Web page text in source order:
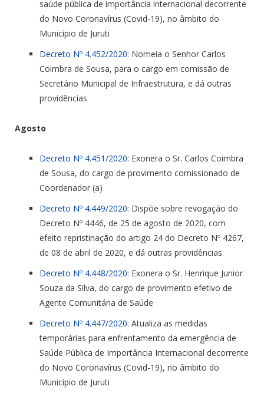
saúde pública de importância internacional decorrente
do Novo Coronavírus (Covid-19), no âmbito do
Município de Juruti
Decreto Nº 4.452/2020: Nomeia o Senhor Carlos
Coimbra de Sousa, para o cargo em comissão de
Secretário Municipal de Infraestrutura, e dá outras
providências
Agosto
Decreto Nº 4.451/2020: Exonera o Sr. Carlos Coimbra
de Sousa, do cargo de provimento comissionado de
Coordenador (a)
Decreto Nº 4.449/2020: Dispõe sobre revogação do
Decreto Nº 4446, de 25 de agosto de 2020, com
efeito repristinação do artigo 24 do Decreto Nº 4267,
de 08 de abril de 2020, e dá outras providências
Decreto Nº 4.448/2020: Exonera o Sr. Henrique Junior
Souza da Silva, do cargo de provimento efetivo de
Agente Comunitária de Saúde
Decreto Nº 4.447/2020: Atualiza as medidas
temporárias para enfrentamento da emergência de
Saúde Pública de Importância Internacional decorrente
do Novo Coronavírus (Covid-19), no âmbito do
Município de Juruti